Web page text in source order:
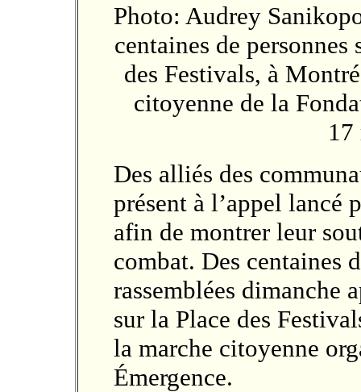
Photo: Audrey
centaines de personnes
des Festivals, à
citoyenne de la
17
Des alliés des
présent à l’appel lancé
afin de montrer leur
combat. Des centaines
rassemblées dimanche
sur la Place des
la marche citoyenne
Émergence.